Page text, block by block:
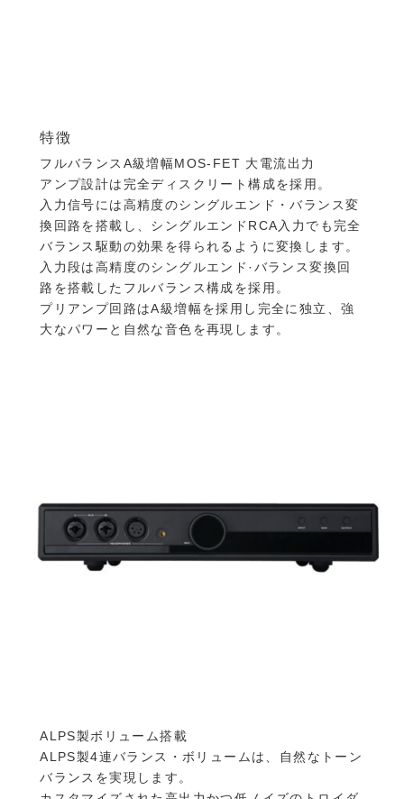
特徴
フルバランスA級増幅MOS-FET 大電流出力
アンプ設計は完全ディスクリート構成を採用。
入力信号には高精度のシングルエンド・バランス変
換回路を搭載し、シングルエンドRCA入力でも完全
バランス駆動の効果を得られるように変換します。
入力段は高精度のシングルエンド·バランス変換回
路を搭載したフルバランス構成を採用。
プリアンプ回路はA級増幅を採用し完全に独立、強
大なパワーと自然な音色を再現します。
ALPS製ボリューム搭載
ALPS製4連バランス・ボリュームは、自然なトーン
バランスを実現します。